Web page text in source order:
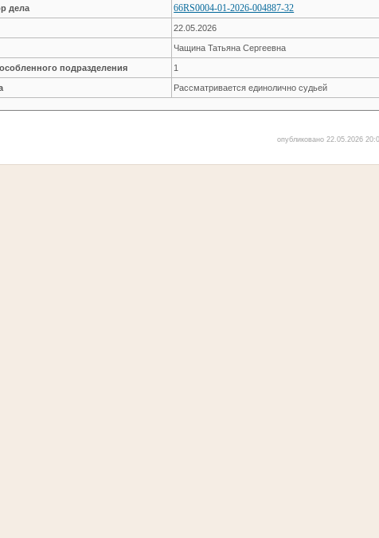
дела
66RS0004-01-2026-004887-32
22.05.2026
Чащина Татьяна Сергеевна
подразделения 1
Рассматривается единолично судьей
опубликовано 22.05.2026